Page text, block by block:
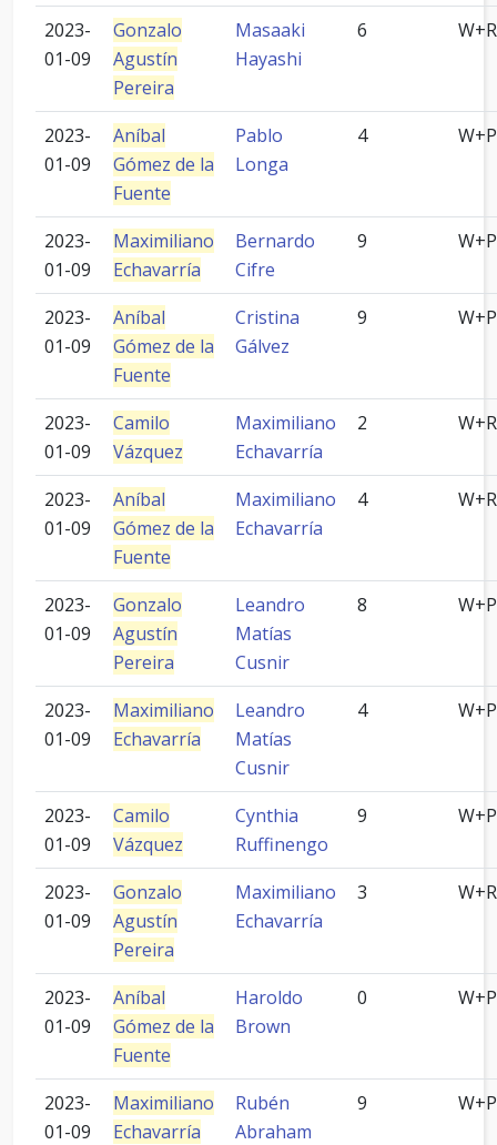
2023-
01-09
Gonzalo
Agustín
Pereira
Masaaki
Hayashi
6 W+R
2023-
01-09
Aníbal
Gómez de la
Fuente
Pablo
Longa
4 W+P
2023-
01-09
Maximiliano
Echavarría
Bernardo
Cifre
9 W+P
2023-
01-09
Aníbal
Gómez de la
Fuente
Cristina
Gálvez
9 W+P
2023-
01-09
Camilo
Vázquez
Maximiliano
Echavarría
2 W+R
2023-
01-09
Aníbal
Gómez de la
Fuente
Maximiliano
Echavarría
4 W+R
2023-
01-09
Gonzalo
Agustín
Pereira
Leandro
Matías
Cusnir
8 W+P
2023-
01-09
Maximiliano
Echavarría
Leandro
Matías
Cusnir
4 W+P
2023-
01-09
Camilo
Vázquez
Cynthia
Ruffinengo
9 W+P
2023-
01-09
Gonzalo
Agustín
Pereira
Maximiliano
Echavarría
3 W+R
2023-
01-09
Aníbal
Gómez de la
Fuente
Haroldo
Brown
0 W+P
2023-
01-09
Maximiliano
Echavarría
Rubén
Abraham
9 W+P